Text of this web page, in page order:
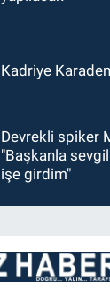
Kadriye
Devrekli spiker
"Başkanla
işe girdim"